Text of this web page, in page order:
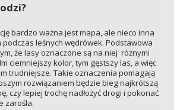
bardzo ważna jest mapa, ale nieco inna
leśnych wędrówek. Podstawowa
że lasy oznaczone są na niej różnymi
ciemniejszy kolor, tym gęstszy las, a więc
trudniejsze. Takie oznaczenia pomagają
rozwiązaniem będzie bieg najkrótszą
czy lepiej trochę nadłożyć drogi i pokonać
zarośla.